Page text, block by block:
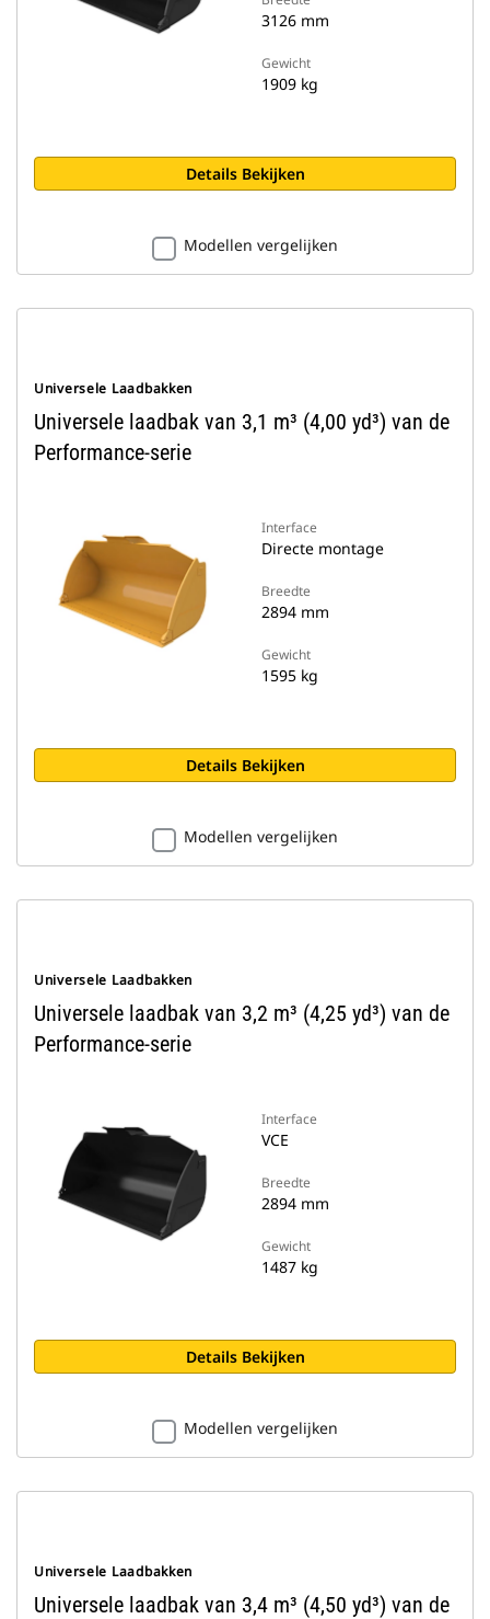
3126 mm
Gewicht
1909 kg
Details Bekijken
Modellen vergelijken
Universele Laadbakken
Universele laadbak van 3,1 m³ (4,00 yd³) van de
Performance-serie
Interface
Directe montage
Breedte
2894 mm
Gewicht
1595 kg
Details Bekijken
Modellen vergelijken
Universele Laadbakken
Universele laadbak van 3,2 m³ (4,25 yd³) van de
Performance-serie
Interface
VCE
Breedte
2894 mm
Gewicht
1487 kg
Details Bekijken
Modellen vergelijken
Universele Laadbakken
Universele laadbak van 3,4 m³ (4,50 yd³) van de